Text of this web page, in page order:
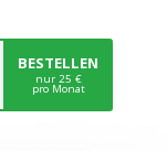
BESTELLEN
nur 25 €
pro Monat